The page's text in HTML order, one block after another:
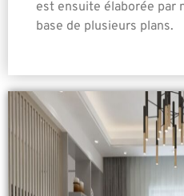
est ensuite élaborée par
base de plusieurs plans.